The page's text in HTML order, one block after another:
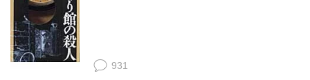
931